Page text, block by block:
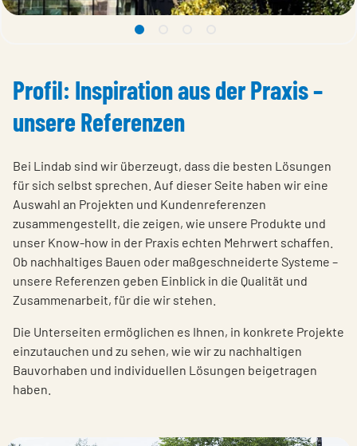
1 undefined
Profil: Inspiration aus der Praxis –
unsere Referenzen
Bei Lindab sind wir überzeugt, dass die besten Lösungen
für sich selbst sprechen. Auf dieser Seite haben wir eine
Auswahl an Projekten und Kundenreferenzen
zusammengestellt, die zeigen, wie unsere Produkte und
unser Know-how in der Praxis echten Mehrwert schaffen.
Ob nachhaltiges Bauen oder maßgeschneiderte Systeme –
unsere Referenzen geben Einblick in die Qualität und
Zusammenarbeit, für die wir stehen.
Die Unterseiten ermöglichen es Ihnen, in konkrete Projekte
einzutauchen und zu sehen, wie wir zu nachhaltigen
Bauvorhaben und individuellen Lösungen beigetragen
haben.